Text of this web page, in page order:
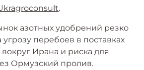
.
азотных удобрений резко
перебоев в поставках
Ирана и риска для
Ормузский пролив.